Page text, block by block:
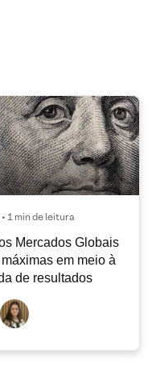
1 min de leitura
Mercados Globais
em meio à
de resultados